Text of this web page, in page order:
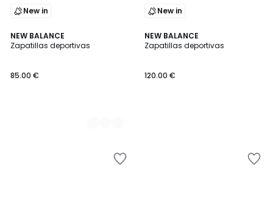
New in
NEW BALANCE
Zapatillas deportivas
85.00 €
2
Colores
New in
NEW BALANCE
Zapatillas deportivas
120.00 €